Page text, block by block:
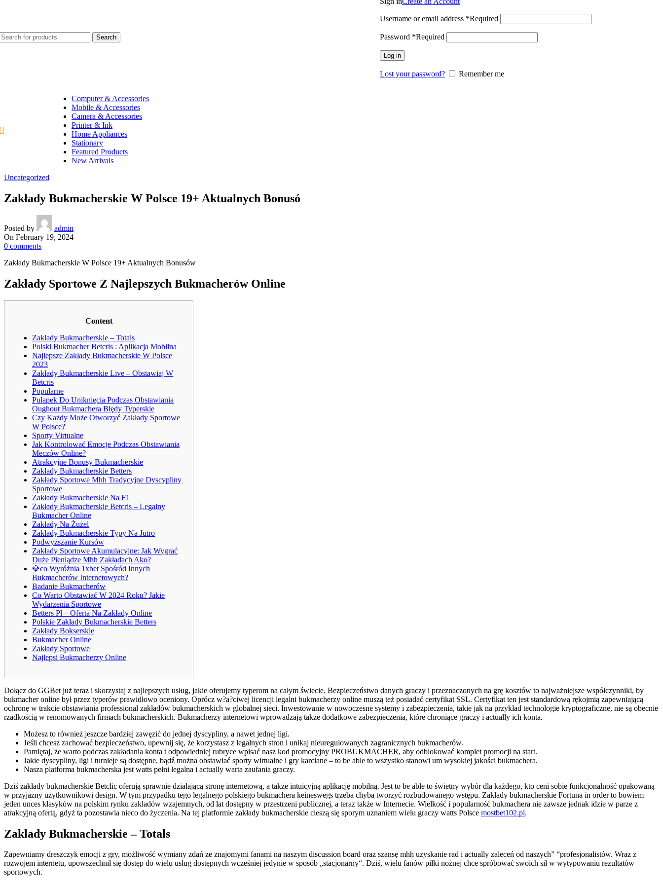
Search
Username or email address *Required
Password *Required
Log in
Lost your password? Remember me
Computer & Accessories
Mobile & Accessories
Camera & Accessories
Printer & Ink
Home Appliances
Stationary
Featured Products
New Arrivals
Uncategorized
Zakłady Bukmacherskie W Polsce 19+ Aktualnych Bonusó
Posted by
admin
On February 19, 2024
0 comments
Zakłady Bukmacherskie W Polsce 19+ Aktualnych Bonusów
Zakłady Sportowe Z Najlepszych Bukmacherów Online
Content
Zaklady Bukmacherskie – Totals
Polski Bukmacher Betcris : Aplikacja Mobilna
Najlepsze Zakłady Bukmacherskie W Polsce
2023
Zakłady Bukmacherskie Live – Obstawiaj W
Betcris
Popularne
Pułapek Do Uniknięcia Podczas Obstawiania
Oughout Bukmachera Błędy Typerskie
Czy Każdy Może Otworzyć Zakłady Sportowe
W Polsce?
Sporty Virtualne
Jak Kontrolować Emocje Podczas Obstawiania
Meczów Online?
Atrakcyjne Bonusy Bukmacherskie
Zakłady Bukmacherskie Betters
Zakłady Sportowe Mhh Tradycyjne Dyscypliny
Sportowe
Zakłady Bukmacherskie Na F1
Zakłady Bukmacherskie Betcris – Legalny
Bukmacher Online
Zakłady Na Żużel
Zaklady Bukmacherskie Typy Na Jutro
Podwyższanie Kursów
Zakłady Sportowe Akumulacyjne: Jak Wygrać
Duże Pieniądze Mhh Zakładach Ako?
💎co Wyróżnia 1xbet Spośród Innych
Bukmacherów Internetowych?
Badanie Bukmacherów
Co Warto Obstawiać W 2024 Roku? Jakie
Wydarzenia Sportowe
Betters Pl – Oferta Na Zakłady Online
Polskie Zakłady Bukmacherskie Betters
Zakłady Bokserskie
Bukmacher Online
Zakłady Sportowe
Najlepsi Bukmacherzy Online
Dołącz do GGBet już teraz i skorzystaj z najlepszych usług, jakie oferujemy typerom na całym świecie. Bezpieczeństwo danych graczy i przeznaczonych na grę kosztów to najważniejsze współczynniki, by
bukmacher online był przez typerów prawidłowo oceniony. Oprócz w?a?ciwej licencji legalni bukmacherzy online muszą też posiadać certyfikat SSL. Certyfikat ten jest standardową rękojmią zapewniającą
ochronę w trakcie obstawiania professional zakładów bukmacherskich w globalnej sieci. Inwestowanie w nowoczesne systemy i zabezpieczenia, takie jak na przykład technologie kryptograficzne, nie są obecnie
rzadkością w renomowanych firmach bukmacherskich. Bukmacherzy internetowi wprowadzają także dodatkowe zabezpieczenia, które chroniące graczy i actually ich konta.
Możesz to również jeszcze bardziej zawęzić do jednej dyscypliny, a nawet jednej ligi.
Jeśli chcesz zachować bezpieczeństwo, upewnij się, że korzystasz z legalnych stron i unikaj nieuregulowanych zagranicznych bukmacherów.
Pamiętaj, że warto podczas zakładania konta t odpowiedniej rubryce wpisać nasz kod promocyjny PROBUKMACHER, aby odblokować komplet promocji na start.
Jakie dyscypliny, ligi i turnieje są dostępne, bądź można obstawiać sporty wirtualne i gry karciane – to be able to wszystko stanowi um wysokiej jakości bukmachera.
Nasza platforma bukmacherska jest watts pełni legalna i actually warta zaufania graczy.
Dziś zakłady bukmacherskie Betclic oferują sprawnie działającą stronę internetową, a także intuicyjną aplikację mobilną. Jest to be able to świetny wybór dla każdego, kto ceni sobie funkcjonalność opakowaną
w przyjazny użytkownikowi design. W tym przypadku tego legalnego polskiego bukmachera keineswegs trzeba chyba tworzyć rozbudowanego wstępu. Zakłady bukmacherskie Fortuna in order to bowiem
jeden unces klasyków na polskim rynku zakładów wzajemnych, od lat dostępny w przestrzeni publicznej, a teraz także w Internecie. Wielkość i popularność bukmachera nie zawsze jednak idzie w parze z
atrakcyjną ofertą, gdyż ta pozostawia nieco do życzenia. Na tej platformie zakłady bukmacherskie cieszą się sporym uznaniem wielu graczy watts Polsce mostbet102.pl.
Zaklady Bukmacherskie – Totals
Zapewniamy dreszczyk emocji z gry, możliwość wymiany zdań ze znajomymi fanami na naszym discussion board oraz szansę mhh uzyskanie rad i actually zaleceń od naszych” “profesjonalistów. Wraz z
rozwojem internetu, upowszechnił się dostęp do wielu usług dostępnych wcześniej jedynie w sposób „stacjonarny“. Dziś, wielu fanów piłki nożnej chce spróbować swoich sił w wytypowaniu rezultatów
sportowych.